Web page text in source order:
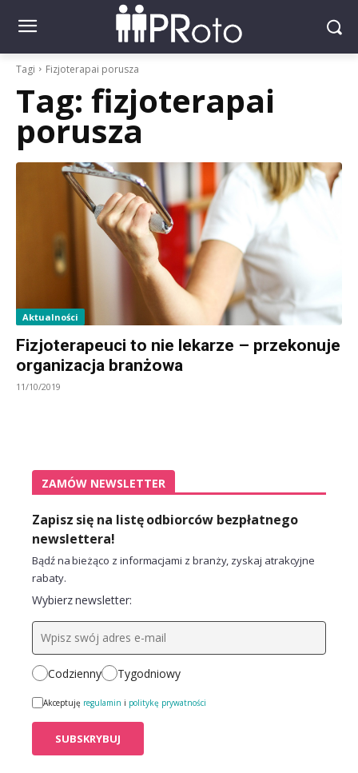
Tagi Fizjoterapai porusza
Tag: fizjoterapai
porusza
Aktualności
Fizjoterapeuci to nie lekarze – przekonuje
organizacja branżowa
11/10/2019
ZAMÓW NEWSLETTER
Zapisz się na listę odbiorców bezpłatnego
newslettera!
Bądź na bieżąco z informacjami z branży, zyskaj atrakcyjne
rabaty.
Wybierz newsletter:
Codzienny Tygodniowy
Akceptuję regulamin i politykę prywatności